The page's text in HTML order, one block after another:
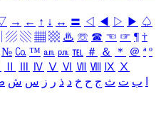
→ ← ↑ ↓ ↔ 〓 ◁ ◀ ▷ ▶ ♤
▨ ▧ ▦ ▩ ♨ ☏ ☎ ☜ ☞ ¶ †
№ ㏇ ™ ㏂ ㏘ ℡ ＃ ＆ ＊ ＠ ª º
Ⅳ Ⅴ Ⅵ Ⅶ Ⅷ Ⅸ Ⅹ
ب ت ث ج ح خ د ذ ر ز س ش